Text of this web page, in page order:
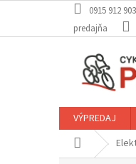
obsah
0915 912
predajňa
VÝPREDAJ
Domov